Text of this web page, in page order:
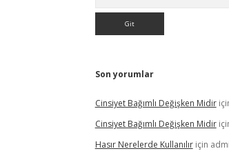
Son yorumlar
Cinsiyet Bağımlı Değişken Midir
Cinsiyet Bağımlı Değişken Midir
Hasır Nerelerde Kullanılıriçin